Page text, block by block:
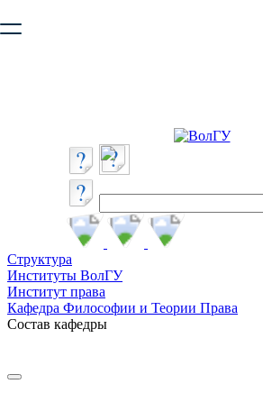
безопасную работу с сайтом. Пожалуйста
Структура
Институты ВолГУ
Институт права
Кафедра Философии и Теории Права
Состав кафедры